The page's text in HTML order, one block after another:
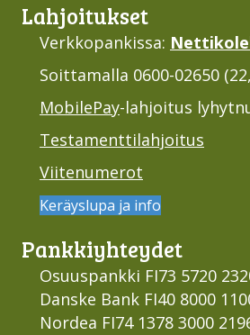
Lahjoi­tukset
Verkkopankissa:
Soittamalla 0600-02650
MobilePay-lahjoitus
Testamenttilahjoitus
Viitenumerot
Keräyslupa ja info
Pankki­yhteydet
Osuuspankki FI73 5720
Danske Bank FI40 8000
Nordea FI74 1378 3000